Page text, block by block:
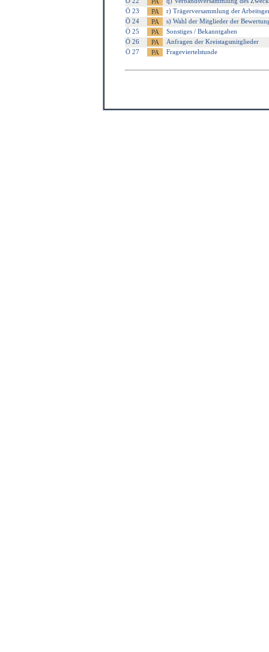
Ö 23
r) Trägerversammlung der
Ö 24
s) Wahl der Mitglieder der
Ö 25
Sonstiges / Bekanntgaben
Ö 26
Anfragen der Kreistagsmitglieder
Ö 27
Frageviertelstunde